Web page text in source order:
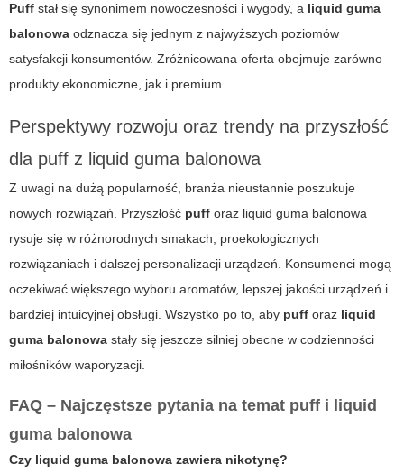
Puff stał się synonimem nowoczesności i wygody, a liquid guma
balonowa odznacza się jednym z najwyższych poziomów
satysfakcji konsumentów. Zróżnicowana oferta obejmuje zarówno
produkty ekonomiczne, jak i premium.
Perspektywy rozwoju oraz trendy na przyszłość
dla puff z liquid guma balonowa
Z uwagi na dużą popularność, branża nieustannie poszukuje
nowych rozwiązań. Przyszłość puff oraz liquid guma balonowa
rysuje się w różnorodnych smakach, proekologicznych
rozwiązaniach i dalszej personalizacji urządzeń. Konsumenci mogą
oczekiwać większego wyboru aromatów, lepszej jakości urządzeń i
bardziej intuicyjnej obsługi. Wszystko po to, aby puff oraz liquid
guma balonowa stały się jeszcze silniej obecne w codzienności
miłośników waporyzacji.
FAQ – Najczęstsze pytania na temat puff i liquid
guma balonowa
Czy liquid guma balonowa zawiera nikotynę?